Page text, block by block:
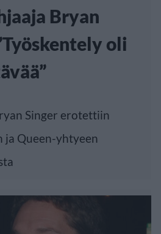
Bryan
oli
Singer erotettiin
ja Queen-yhtyeen